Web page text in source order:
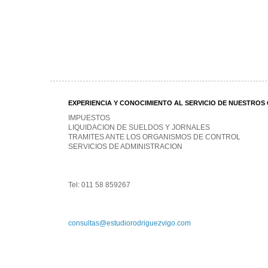
EXPERIENCIA Y CONOCIMIENTO AL SERVICIO DE NUESTROS
IMPUESTOS
LIQUIDACION DE SUELDOS Y JORNALES
TRAMITES ANTE LOS ORGANISMOS DE CONTROL
SERVICIOS DE ADMINISTRACION
Tel: 011 58 859267
consultas@estudiorodriguezvigo.com